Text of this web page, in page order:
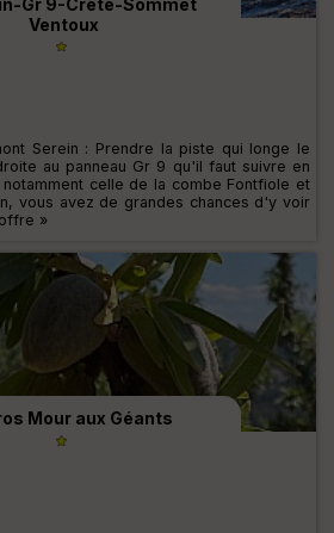
Ventoux
Serein : Prendre la piste qui longe le
au panneau Gr 9 qu'il faut suivre en
celle de la combe Fontfiole et
vous avez de grandes chances d'y voir
»
Mour aux Géants